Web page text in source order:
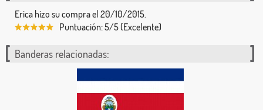
Erica hizo su compra el 20/10/2015.
Puntuación: 5/5 (Excelente)
Banderas relacionadas: